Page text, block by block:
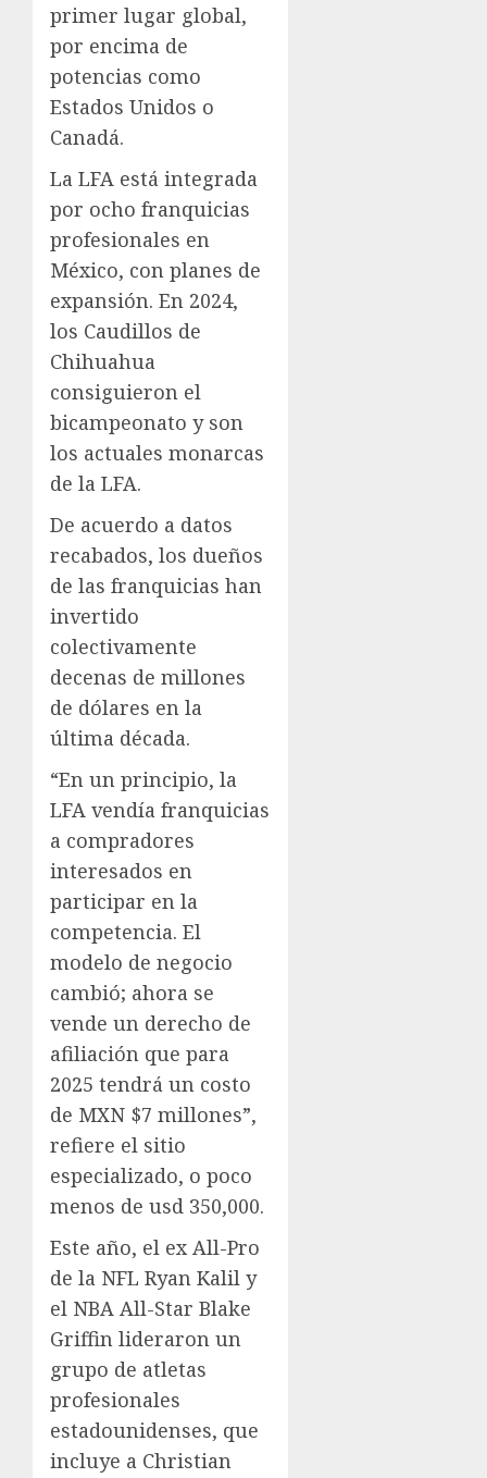
primer lugar global,
por encima de
potencias como
Estados Unidos o
Canadá.
La LFA está integrada
por ocho franquicias
profesionales en
México, con planes de
expansión. En 2024,
los Caudillos de
Chihuahua
consiguieron el
bicampeonato y son
los actuales monarcas
de la LFA.
De acuerdo a datos
recabados, los dueños
de las franquicias han
invertido
colectivamente
decenas de millones
de dólares en la
última década.
“En un principio, la
LFA vendía franquicias
a compradores
interesados en
participar en la
competencia. El
modelo de negocio
cambió; ahora se
vende un derecho de
afiliación que para
2025 tendrá un costo
de MXN $7 millones”,
refiere el sitio
especializado, o poco
menos de usd 350,000.
Este año, el ex All-Pro
de la NFL Ryan Kalil y
el NBA All-Star Blake
Griffin lideraron un
grupo de atletas
profesionales
estadounidenses, que
incluye a Christian